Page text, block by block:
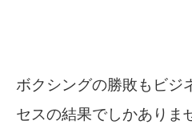
ボクシングの勝敗もビジ
セスの結果でしかありま